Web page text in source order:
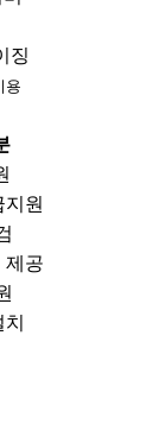
징
용
지원
제공